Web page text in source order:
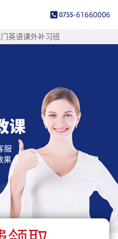
英语课外补习班